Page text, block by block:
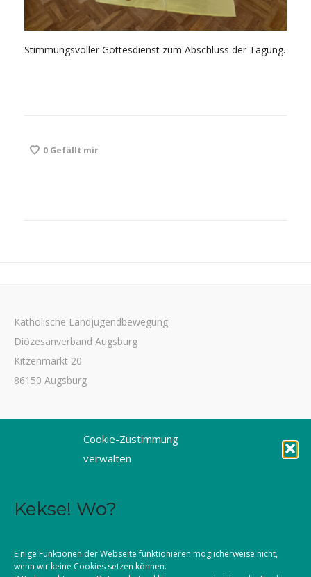
Cookie-Zustimmung
verwalten
Kekse! Wo?
Einige Funktionen der Webseite funktionieren möglicherweise nicht,
wenn wir keine Cookies setzen können.
Stimmungsvoller Gottesdienst zum Abschluss der Tagung.
0 Gefällt mir
Katholische Landjugendbewegung
Diözesanverband Augsburg
Kitzenmarkt 20
86150 Augsburg
Fax 0821 3166-3459
E-Mail: dioezesanstelle@kljb-augsburg.de
Impressum
Kontakt